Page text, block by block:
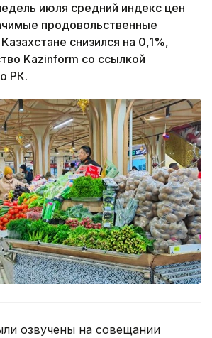
июля средний индекс цен
продовольственные
снизился на 0,1%,
Kazinform со ссылкой
РК.
озвучены на совещании